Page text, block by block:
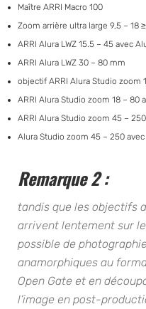
Maître ARRI Macro 100
Zoom arrière ultra large 9,5 – 18
ARRI Alura LWZ 15.5 – 45 avec
ARRI Alura LWZ 30 – 80 mm
objectif ARRI Alura Studio zoom
ARRI Alura Studio zoom 18 – 80
ARRI Alura Studio zoom 45 –
Alura Studio zoom 45 – 250
Remarque 2:
tandis que les objectifs
arrivent lentement sur
possible de
anamorphiques au
Open Gate et en
l’image en post-